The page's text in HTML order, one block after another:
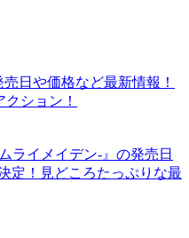
日や価格など最新情報！
ション！
ライメイデン-』の発売日
定！見どころたっぷりな最